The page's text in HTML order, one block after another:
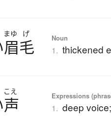
まゆ げ
眉毛 Noun
1. thickened
こえ
声 Expressions
1. deep